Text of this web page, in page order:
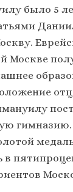
было 5
Москве
в